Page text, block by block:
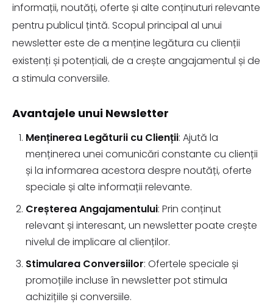
informații, noutăți, oferte și alte conținuturi relevante
pentru publicul țintă. Scopul principal al unui
newsletter este de a menține legătura cu clienții
existenți și potențiali, de a crește angajamentul și de
a stimula conversiile.
Avantajele unui Newsletter
Menținerea Legăturii cu Clienții: Ajută la
menținerea unei comunicări constante cu clienții
și la informarea acestora despre noutăți, oferte
speciale și alte informații relevante.
Creșterea Angajamentului: Prin conținut
relevant și interesant, un newsletter poate crește
nivelul de implicare al clienților.
Stimularea Conversiilor: Ofertele speciale și
promoțiile incluse în newsletter pot stimula
achizițiile și conversiile.